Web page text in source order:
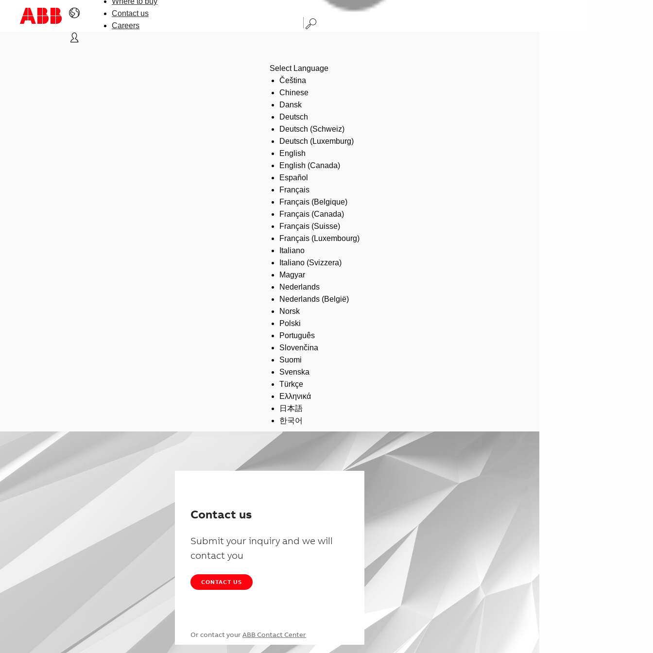
Contact us
Careers
Select Language
Čeština
Chinese
Dansk
Deutsch
Deutsch (Schweiz)
Deutsch (Luxemburg)
English
English (Canada)
Español
Français
Français (Belgique)
Français (Canada)
Français (Suisse)
Français (Luxembourg)
Italiano
Italiano (Svizzera)
Magyar
Nederlands
Nederlands (België)
Norsk
Polski
Português
Slovenčina
Suomi
Svenska
Türkçe
Ελληνικά
日本語
한국어
Contact us
Submit your inquiry and we will
contact you
CONTACT US
Or contact your ABB Contact Center